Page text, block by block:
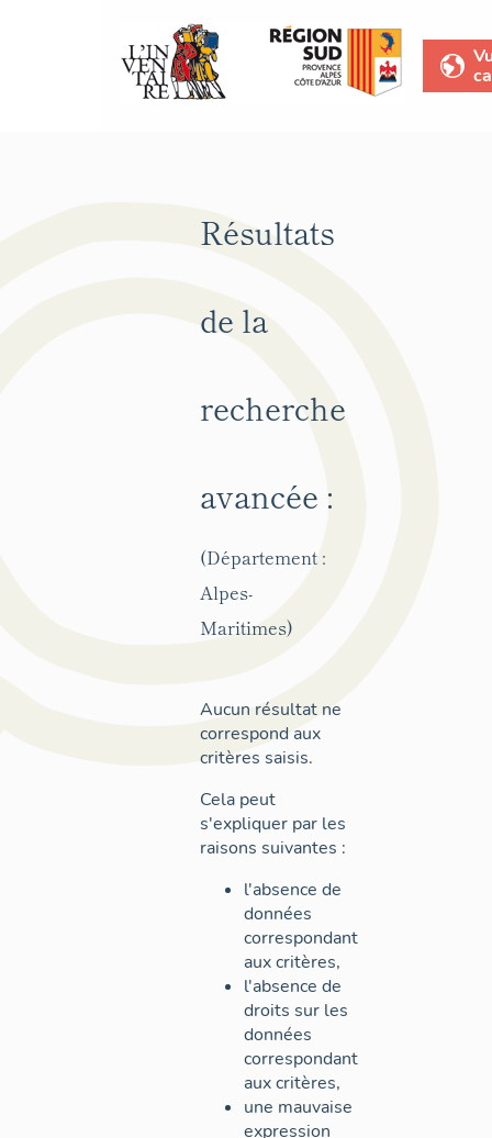
Résultats
de la
recherche
avancée :
(Département :
Alpes-
Maritimes)
Aucun résultat ne
correspond aux
critères saisis.
Cela peut
s'expliquer par les
raisons suivantes :
l'absence de
données
correspondant
aux critères,
l'absence de
droits sur les
données
correspondant
aux critères,
une mauvaise
expression